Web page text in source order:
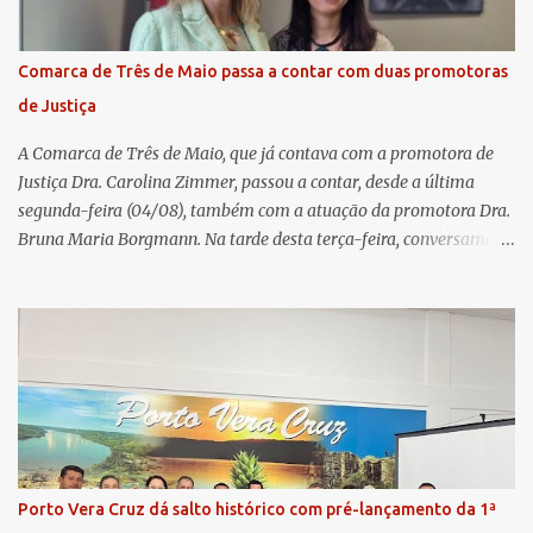
Remuneração dos Administradores Estatutários e do regulamento
do Fundo Social, reforçando o compromisso da cooperativa com a
transparência e a governança. No Encontro de Coordenadores de
Núcleo, o presidente da Sicredi União RS/ES, Sidnei Strejevitch, fez
um balanço das principais real...
Comarca de Três de Maio passa a contar com duas promotoras
de Justiça
A Comarca de Três de Maio, que já contava com a promotora de
Justiça Dra. Carolina Zimmer, passou a contar, desde a última
segunda-feira (04/08), também com a atuação da promotora Dra.
Bruna Maria Borgmann. Na tarde desta terça-feira, conversamos
pelo Ministério Público e destacou a importância da instituição
para a comunidade, bem como a relevância da chegada da nova
colega, que contribuirá no andamento dos processos. A Dra. Bruna,
por sua vez, se apresentou à comunidade. Ela atuou por 12 anos na
Comarca de Horizontina e foi promovida para Três de Maio, onde
já esteve em outras ocasiões substituindo a Dra. Carolina durante
períodos de férias. A nova promotora ressaltou o volume de
processos da comarca e a importância do trabalho conjunto,
Porto Vera Cruz dá salto histórico com pré-lançamento da 1ª